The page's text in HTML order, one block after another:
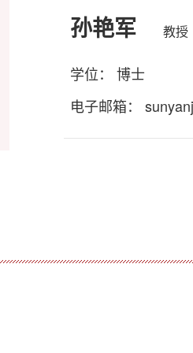
孙艳军 教授
学位： 博士
电子邮箱：